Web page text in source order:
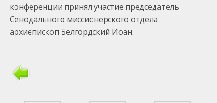
конференции принял участие председатель
Сенодального миссионерского отдела
архиепископ Белгордский Иоан.